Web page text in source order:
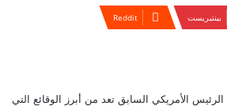
بينتيريست
الأمريكي السابق تعد من أبرز الوقائع التي